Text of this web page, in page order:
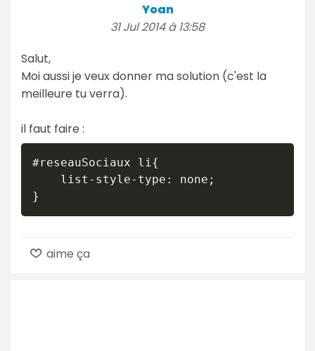
Yoan
31 Jul 2014 à 13:58
Salut,
Moi aussi je veux donner ma solution (c'est la
meilleure tu verra).
il faut faire :
#reseauSociaux li{
    list-style-type: none;
aime ça